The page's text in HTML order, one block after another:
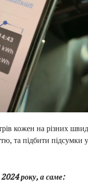
кожен на різних
та підбити підсумки
року, а саме: